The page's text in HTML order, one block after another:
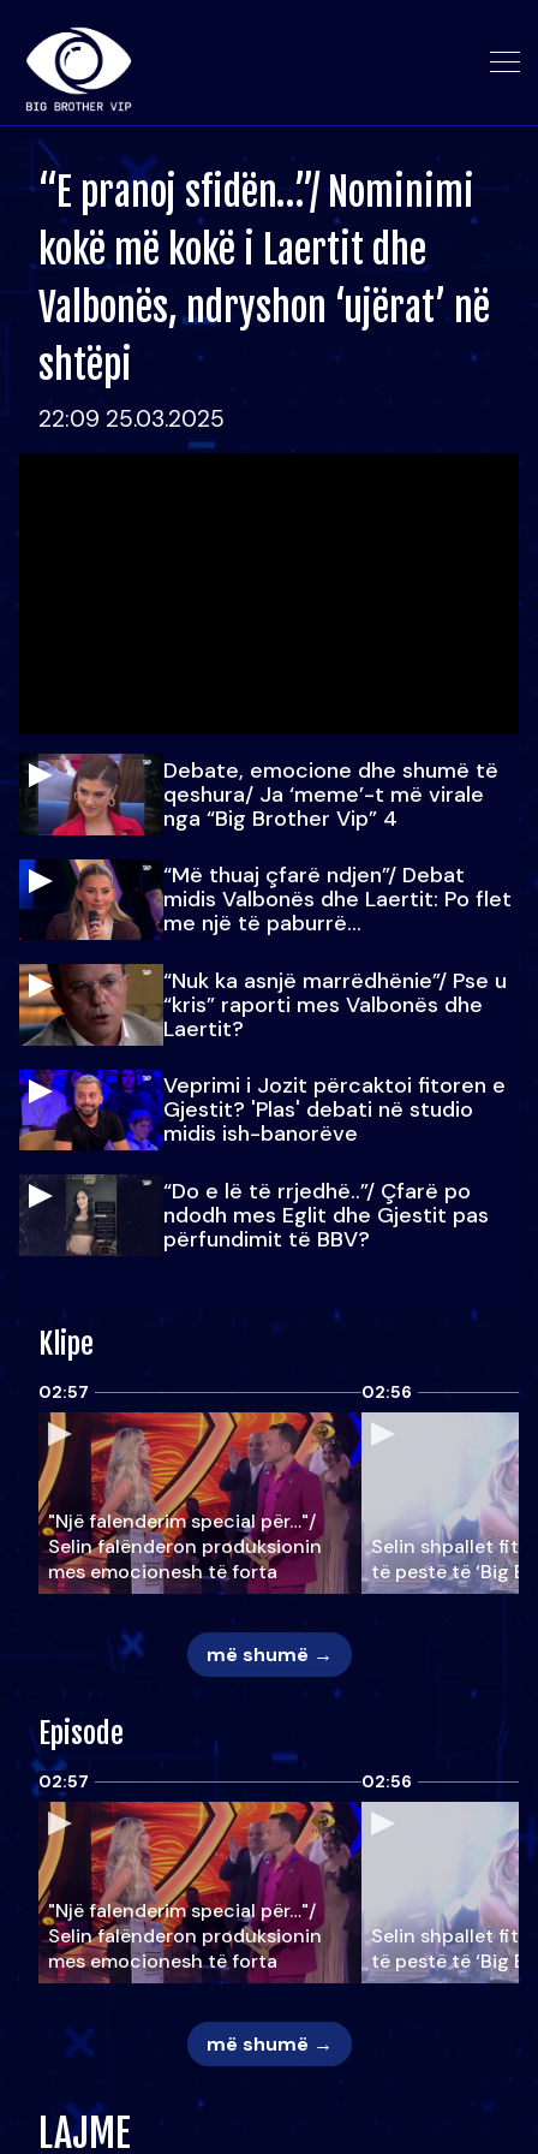
“E pranoj sfidën…”/ Nominimi
kokë më kokë i Laertit dhe
Valbonës, ndryshon ‘ujërat’ në
shtëpi
22:09 25.03.2025
Debate, emocione dhe shumë të
qeshura/ Ja ‘meme’-t më virale
nga “Big Brother Vip” 4
“Më thuaj çfarë ndjen”/ Debat
midis Valbonës dhe Laertit: Po flet
me një të paburrë...
“Nuk ka asnjë marrëdhënie”/ Pse u
“kris” raporti mes Valbonës dhe
Laertit?
Veprimi i Jozit përcaktoi fitoren e
Gjestit? 'Plas' debati në studio
midis ish-banorëve
“Do e lë të rrjedhë..”/ Çfarë po
ndodh mes Eglit dhe Gjestit pas
përfundimit të BBV?
Klipe
02:57
"Një falenderim special për…"/
Selin falënderon produksionin
mes emocionesh të forta
02:56
Selin shpallet
të pestë të ‘Big
më shumë →
Episode
02:57
"Një falenderim special për…"/
Selin falënderon produksionin
mes emocionesh të forta
02:56
Selin shpallet
të pestë të ‘Big
më shumë →
LAJME